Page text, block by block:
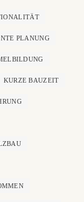
PLANUNG
KURZE BAUZEIT